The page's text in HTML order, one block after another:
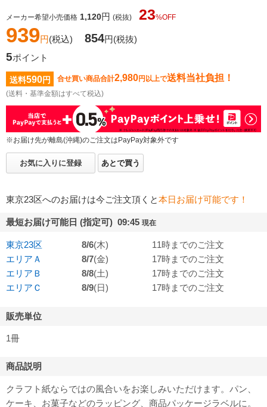
メーカー希望小売価格 1,120円 (税抜) 23%OFF
939円(税込) 854円(税抜)
5ポイント
送料590円 合せ買い商品合計2,980円以上で送料当社負担！
(送料・基準金額はすべて税込)
※お届け先が離島(沖縄)のご注文はPayPay対象外です
お気に入りに登録 あとで買う
東京23区へのお届けは今ご注文頂くと本日お届け可能です！
最短お届け可能日 (指定可) 09:45 現在
東京23区 8/6(木)
11時までのご注文
エリアＡ
8/7(金)
17時までのご注文
エリアＢ
8/8(土)
17時までのご注文
エリアＣ
8/9(日) 17時までのご注文
販売単位
1冊
商品説明
クラフト紙ならではの風合いをお楽しみいただけます。パン、
ケーキ、お菓子などのラッピング、商品パッケージラベルに。